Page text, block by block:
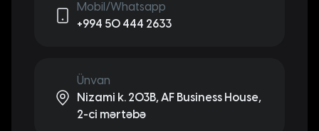
Mobil/Whatsapp
+994 50 444 2633
Ünvan
Nizami k. 203B, AF Business House,
2-ci mərtəbə